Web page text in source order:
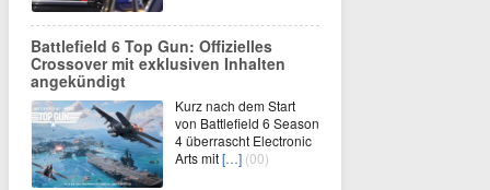
Battlefield 6 Top Gun: Offizielles
Crossover mit exklusiven Inhalten
angekündigt
Kurz nach dem Start
von Battlefield 6 Season
4 überrascht Electronic
Arts mit[…] (00)